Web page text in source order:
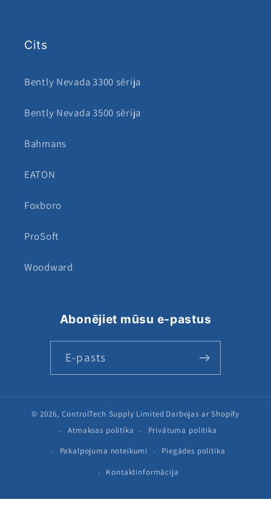
Cits
Bently Nevada 3300 sērija
Bently Nevada 3500 sērija
Bahmans
EATON
Foxboro
ProSoft
Woodward
Abonējiet mūsu e-pastus
E-pasts
© 2026, ControlTech Supply Limited Darbojas ar Shopify
Atmaksas politika
Privātuma politika
Pakalpojuma noteikumi Piegādes politika
Kontaktinformācija